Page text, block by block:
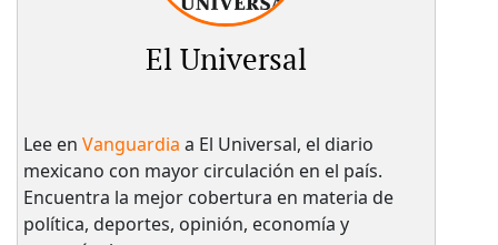
El Universal
Lee en Vanguardia a El Universal, el diario
mexicano con mayor circulación en el país.​
Encuentra la mejor cobertura en materia de
política, deportes, opinión, economía y